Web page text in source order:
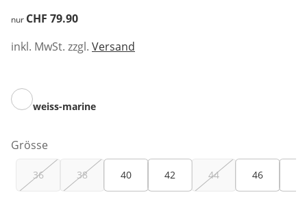
CHF 79.90
nur CHF 79.90
inkl. MwSt. zzgl. Versand
weiss-marine
Grösse
36 38 40 42 44 46